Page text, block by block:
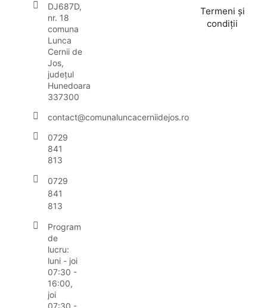
DJ687D,
nr. 18
comuna
Lunca
Cernii de
Jos,
județul
Hunedoara
337300
contact@comunaluncacerniidejos.ro
0729
841
813
0729
841
813
Program
de
lucru:
luni - joi
07:30 -
16:00,
joi
07:30 -
Termeni și
condiții